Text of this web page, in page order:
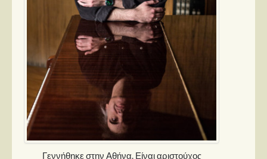
Γεννήθηκε στην Αθήνα. Είναι αριστούχος